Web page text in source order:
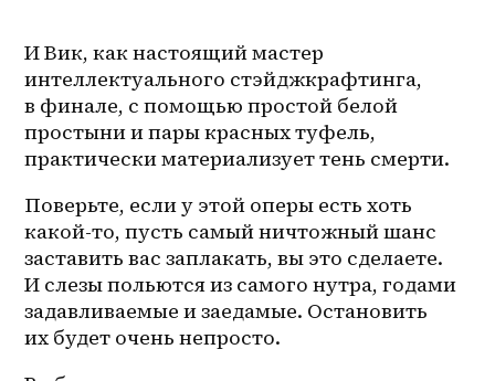
И Вик, как настоящий мастер
интеллектуального стэйджкрафтинга,
в финале, с помощью простой белой
простыни и пары красных туфель,
практически материализует тень смерти.
Поверьте, если у этой оперы есть хоть
какой-то, пусть самый ничтожный шанс
заставить вас заплакать, вы это сделаете.
И слезы польются из самого нутра, годами
задавливаемые и заедамые. Остановить
их будет очень непросто.